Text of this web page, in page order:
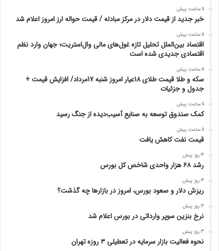
11 ساعت پیش
خبر جدید از قیمت دلار در مرکز مبادله / قیمت حواله ارز امروز اعلام شد
11 ساعت پیش
اقتصاد بین‌الملل تحلیل تازه غول‌های مالی وال‌استریت؛ جهان وارد نظم
اقتصادی جدیدی شده است
11 ساعت پیش
سکه و طلا قیمت طلای 18عیار امروز شنبه 17مرداد/ افزایش قیمت +
جدول و جزئیات
11 ساعت پیش
کمک صندوق توسعه به صنایع آسیب‌دیده از جنگ رسید
11 ساعت پیش
قیمت نفت کاهش یافت
3 روز پیش
رشد ۶۸ هزار واحدی شاخص کل بورس
3 روز پیش
ریزش دلار و صعود بورس، امروز در بازارها چه گذشت؟
3 روز پیش
نرخ بنزین سوپر وارداتی در بورس اعلام شد
3 روز پیش
نحوه فعالیت بازار سرمایه در تعطیلی ۳ روزه تهران